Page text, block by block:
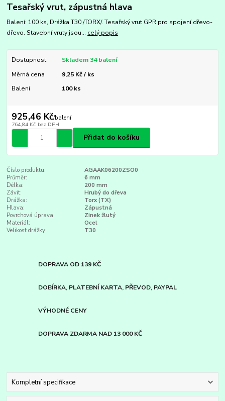
Tesařský vrut, zápustná hlava
Balení: 100 ks, Drážka T30 /TORX/. Tesařský vrut GPR pro spojení dřevo-
dřevo. Stavební vruty jsou... celý popis
Dostupnost
Skladem 34 balení
Měrná cena
9,25 Kč / ks
Balení
100 ks
925,46 Kč/balení
764,84 Kč bez DPH
Přidat do košíku
Číslo produktu:
AGAAK06200ZSO0
Průměr:
6 mm
Délka:
200 mm
Závit:
Hrubý do dřeva
Drážka:
Torx (TX)
Hlava:
Zápustná
Povrchová úprava:
Zinek žlutý
Materiál:
Ocel
Velikost drážky:
T30
DOPRAVA OD 139 KČ
DOBÍRKA, PLATEBNÍ KARTA, PŘEVOD, PAYPAL
VÝHODNÉ CENY
DOPRAVA ZDARMA NAD 13 000 KČ
Kompletní specifikace